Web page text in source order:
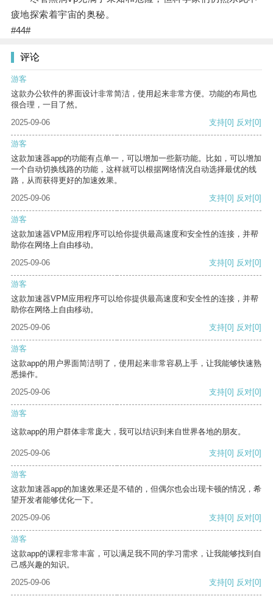
疲地探索着宇宙的奥秘。
#44#
评论
游客
这款办公软件的界面设计非常简洁，使用起来非常方便。功能的布局也
很合理，一目了然。
2025-09-06
支持[0] 反对[0]
游客
这款加速器app的功能有点单一，可以增加一些新功能。比如，可以增加
一个自动切换线路的功能，这样就可以根据网络情况自动选择最优的线
路，从而获得更好的加速效果。
2025-09-06
支持[0] 反对[0]
游客
这款加速器VPM应用程序可以给你提供最高速度和安全性的连接，并帮
助你在网络上自由移动。
2025-09-06
支持[0] 反对[0]
游客
这款加速器VPM应用程序可以给你提供最高速度和安全性的连接，并帮
助你在网络上自由移动。
2025-09-06
支持[0] 反对[0]
游客
这款app的用户界面简洁明了，使用起来非常容易上手，让我能够快速熟
悉操作。
2025-09-06
支持[0] 反对[0]
游客
这款app的用户群体非常庞大，我可以结识到来自世界各地的朋友。
2025-09-06 支持[0] 反对[0]
游客
这款加速器app的加速效果还是不错的，但偶尔也会出现卡顿的情况，希
望开发者能够优化一下。
2025-09-06
支持[0] 反对[0]
游客
这款app的课程非常丰富，可以满足我不同的学习需求，让我能够找到自
己感兴趣的知识。
2025-09-06
支持[0] 反对[0]